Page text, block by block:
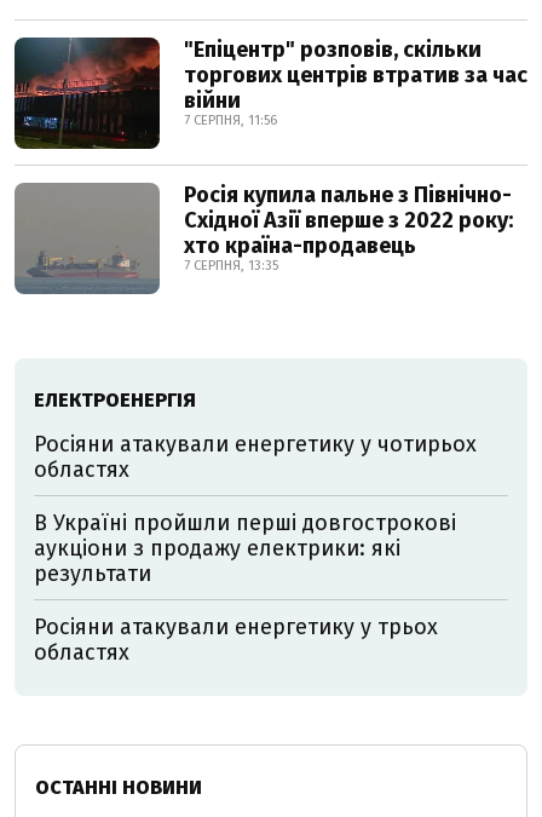
"Епіцентр" розповів, скільки
торгових центрів втратив за час
війни
7 СЕРПНЯ, 11:56
Росія купила пальне з Північно-
Східної Азії вперше з 2022 року:
хто країна-продавець
7 СЕРПНЯ, 13:35
ЕЛЕКТРОЕНЕРГІЯ
Росіяни атакували енергетику у чотирьох
областях
В Україні пройшли перші довгострокові
аукціони з продажу електрики: які
результати
Росіяни атакували енергетику у трьох
областях
ОСТАННІ НОВИНИ